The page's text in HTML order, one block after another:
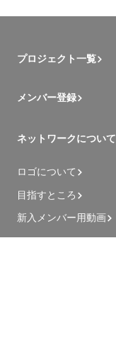
プロジェクト一覧
メンバー登録
ネットワークについて
ロゴについて
目指すところ
新入メンバー用動画